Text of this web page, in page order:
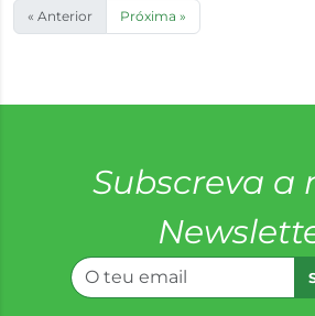
« Anterior Próxima »
Subscreva a